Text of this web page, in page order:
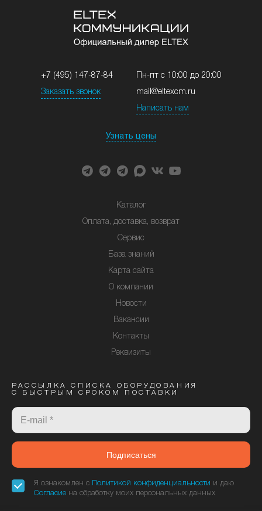
+7 (495) 147-87-84
Заказать звонок
Пн-пт с 10:00 до 20:00
mail@eltexcm.ru
Написать нам
Узнать цены
Каталог
Оплата, доставка, возврат
Сервис
База знаний
Карта сайта
О компании
Новости
Вакансии
Контакты
Реквизиты
РАССЫЛКА СПИСКА ОБОРУДОВАНИЯ
С БЫСТРЫМ СРОКОМ ПОСТАВКИ
Подписаться
Я ознакомлен с Политикой конфиденциальности и даю
Согласие на обработку моих персональных данных